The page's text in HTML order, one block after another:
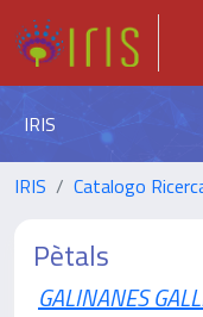
IRIS
IRIS Catalogo
Pètals
GALINANES